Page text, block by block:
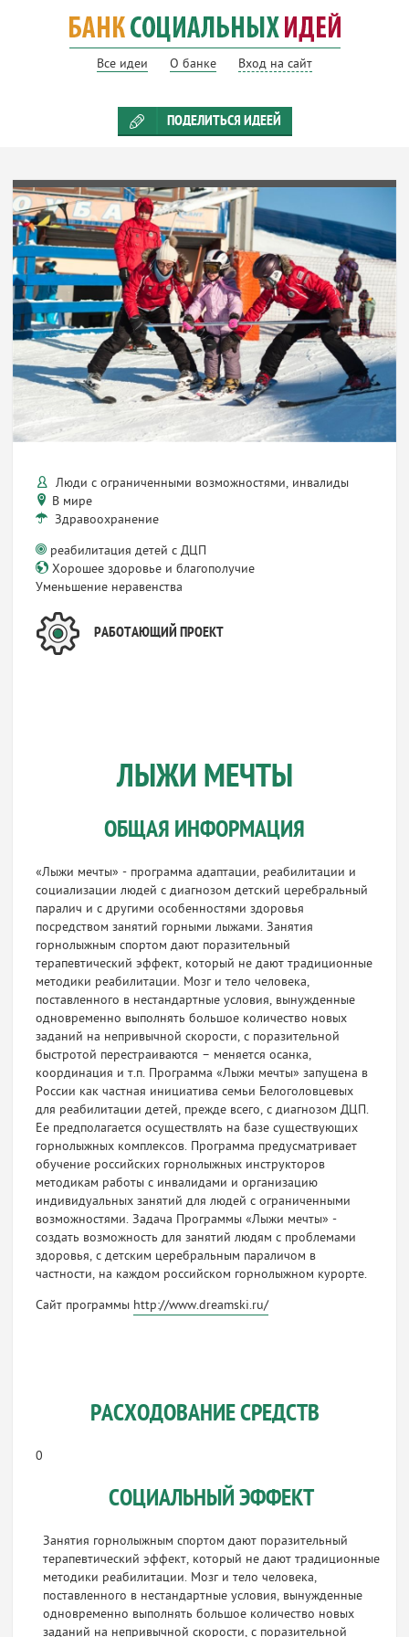
Все идеи О банке Вход на сайт
ПОДЕЛИТЬСЯ ИДЕЕЙ
Люди с ограниченными возможностями, инвалиды
В мире
Здравоохранение
реабилитация детей с ДЦП
Хорошее здоровье и благополучие
Уменьшение неравенства
РАБОТАЮЩИЙ ПРОЕКТ
ЛЫЖИ МЕЧТЫ
ОБЩАЯ ИНФОРМАЦИЯ
«Лыжи мечты» - программа адаптации, реабилитации и
социализации людей с диагнозом детский церебральный
паралич и с другими особенностями здоровья
посредством занятий горными лыжами. Занятия
горнолыжным спортом дают поразительный
терапевтический эффект, который не дают традиционные
методики реабилитации. Мозг и тело человека,
поставленного в нестандартные условия, вынужденные
одновременно выполнять большое количество новых
заданий на непривычной скорости, с поразительной
быстротой перестраиваются – меняется осанка,
координация и т.п. Программа «Лыжи мечты» запущена в
России как частная инициатива семьи Белоголовцевых
для реабилитации детей, прежде всего, с диагнозом ДЦП.
Ее предполагается осуществлять на базе существующих
горнолыжных комплексов. Программа предусматривает
обучение российских горнолыжных инструкторов
методикам работы с инвалидами и организацию
индивидуальных занятий для людей с ограниченными
возможностями. Задача Программы «Лыжи мечты» -
создать возможность для занятий людям с проблемами
здоровья, с детским церебральным параличом в
частности, на каждом российском горнолыжном курорте.
Сайт программы http://www.dreamski.ru/
РАСХОДОВАНИЕ СРЕДСТВ
0
СОЦИАЛЬНЫЙ ЭФФЕКТ
Занятия горнолыжным спортом дают поразительный
терапевтический эффект, который не дают традиционные
методики реабилитации. Мозг и тело человека,
поставленного в нестандартные условия, вынужденные
одновременно выполнять большое количество новых
заданий на непривычной скорости, с поразительной